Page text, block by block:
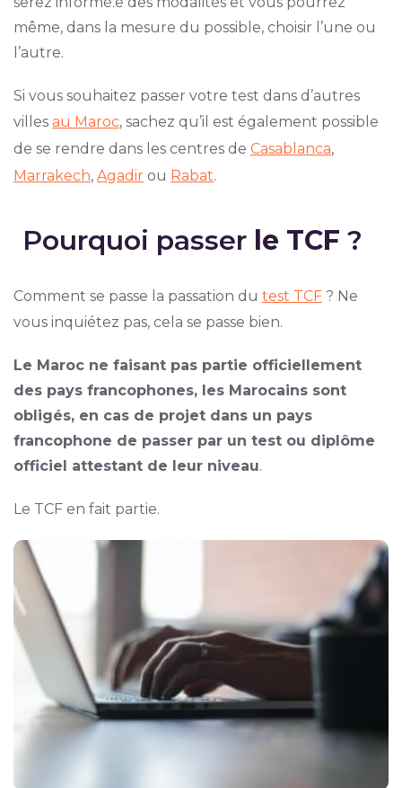
même, dans la mesure du possible, choisir l’une ou
l’autre.
Si vous souhaitez passer votre test dans d’autres
villes au Maroc, sachez qu’il est également possible
de se rendre dans les centres de Casablanca,
Marrakech, Agadir ou Rabat.
Pourquoi passer le TCF ?
Comment se passe la passation du test TCF ? Ne
vous inquiétez pas, cela se passe bien.
Le Maroc ne faisant pas partie officiellement
des pays francophones, les Marocains sont
obligés, en cas de projet dans un pays
francophone de passer par un test ou diplôme
officiel attestant de leur niveau.
Le TCF en fait partie.